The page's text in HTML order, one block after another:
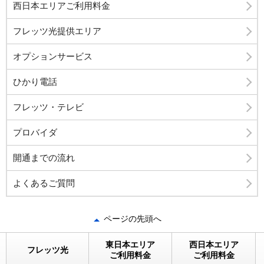
西日本エリアご利用料金
フレッツ光提供エリア
オプションサービス
ひかり電話
フレッツ・テレビ
プロバイダ
開通までの流れ
よくあるご質問
ページの先頭へ
フレッツ光
東日本エリア
ご利用料金
西日本エリア
ご利用料金